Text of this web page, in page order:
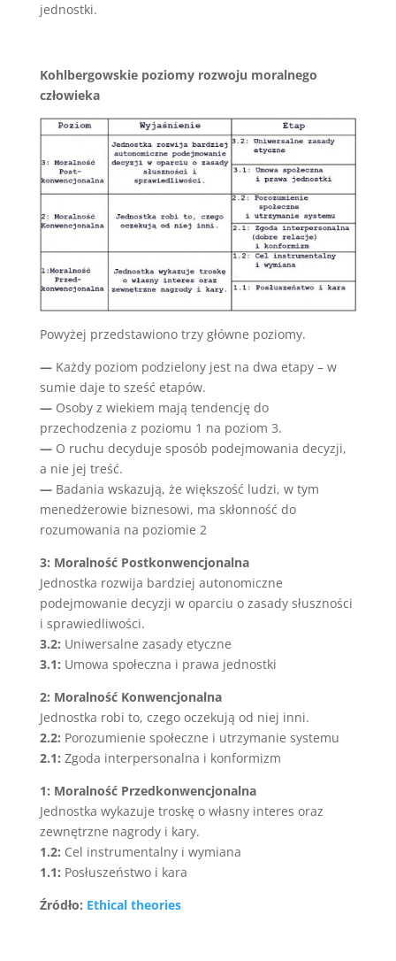
jednostki.
Kohlbergowskie poziomy rozwoju moralnego
człowieka
Powyżej przedstawiono trzy główne poziomy.
—Każdy poziom podzielony jest na dwa etapy – w
sumie daje to sześć etapów.
— Osoby z wiekiem mają tendencję do
przechodzenia z poziomu 1 na poziom 3.
—O ruchu decyduje sposób podejmowania decyzji,
a nie jej treść.
—Badania wskazują, że większość ludzi, w tym
menedżerowie biznesowi, ma skłonność do
rozumowania na poziomie 2
3: Moralność Postkonwencjonalna
Jednostka rozwija bardziej autonomiczne
podejmowanie decyzji w oparciu o zasady słuszności
i sprawiedliwości.
3.2: Uniwersalne zasady etyczne
3.1: Umowa społeczna i prawa jednostki
2: Moralność Konwencjonalna
Jednostka robi to, czego oczekują od niej inni.
2.2: Porozumienie społeczne i utrzymanie systemu
2.1: Zgoda interpersonalna i konformizm
1: Moralność Przedkonwencjonalna
Jednostka wykazuje troskę o własny interes oraz
zewnętrzne nagrody i kary.
1.2: Cel instrumentalny i wymiana
1.1: Posłuszeństwo i kara
Źródło: Ethical theories